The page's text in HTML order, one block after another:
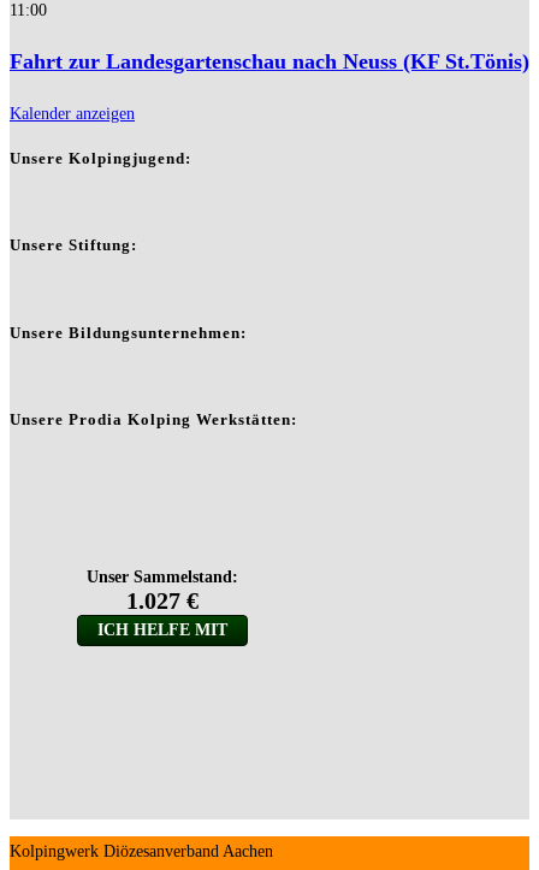
11:00
Fahrt zur Landesgartenschau nach Neuss (KF St.Tönis)
Kalender anzeigen
Unsere Kolpingjugend:
Unsere Stiftung:
Unsere Bildungsunternehmen:
Unsere Prodia Kolping Werkstätten:
Kolpingwerk Diözesanverband Aachen